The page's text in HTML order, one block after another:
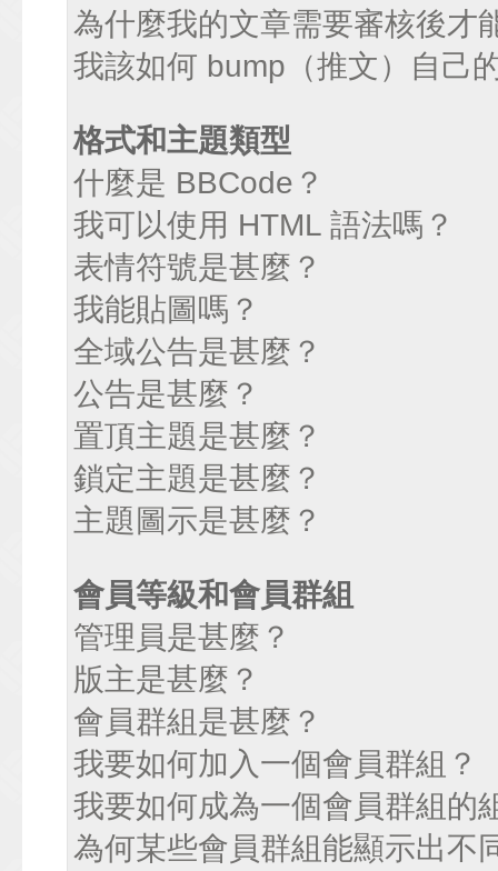
為什麼我的文章需要審核後才
我該如何 bump（推文）自己
格式和主題類型
什麼是 BBCode？
我可以使用 HTML 語法嗎？
表情符號是甚麼？
我能貼圖嗎？
全域公告是甚麼？
公告是甚麼？
置頂主題是甚麼？
鎖定主題是甚麼？
主題圖示是甚麼？
會員等級和會員群組
管理員是甚麼？
版主是甚麼？
會員群組是甚麼？
我要如何加入一個會員群組？
我要如何成為一個會員群組的
為何某些會員群組能顯示出不